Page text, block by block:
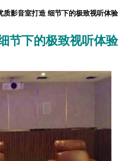
质影音室打造 细节下的极致视听体验
节下的极致视听体验